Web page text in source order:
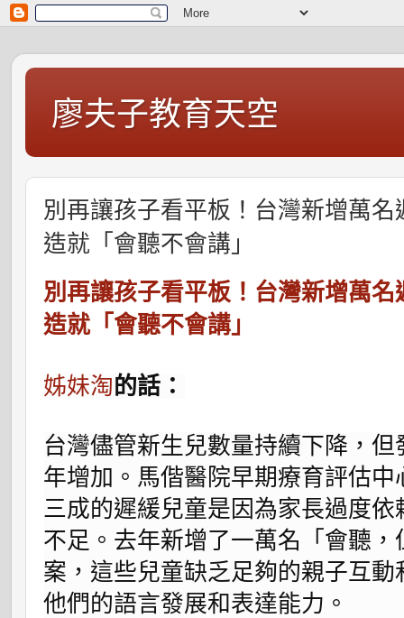
廖夫子教育天空
別再讓孩子看平板！台灣新增萬
造就「會聽不會講」
別再讓孩子看平板！台灣新增萬
造就「會聽不會講」
姊妹淘 的話：
台灣儘管新生兒數量持續下降，
年增加。馬偕醫院早期療育評估
三成的遲緩兒童是因為家長過度
不足。去年新增了一萬名「 會聽，
案，這些兒童缺乏足夠的親子互
他們的語言發展和表達能力。